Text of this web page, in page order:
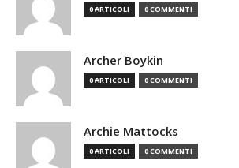
0 ARTICOLI 0 COMMENTI
Archer Boykin
0 ARTICOLI 0 COMMENTI
Archie Mattocks
0 ARTICOLI 0 COMMENTI